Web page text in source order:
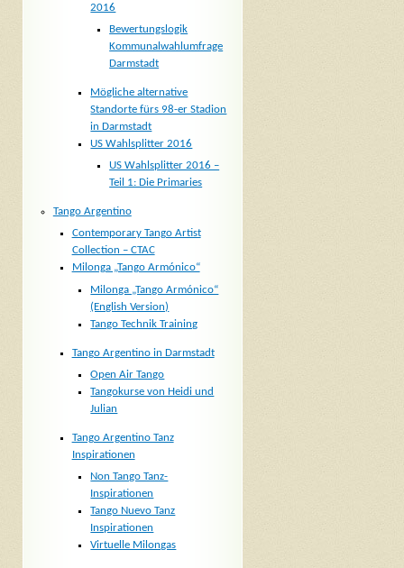
2016
Bewertungslogik
Kommunalwahlumfrage
Darmstadt
Mögliche alternative
Standorte fürs 98-er Stadion
in Darmstadt
US Wahlsplitter 2016
US Wahlsplitter 2016 –
Teil 1: Die Primaries
Tango Argentino
Contemporary Tango Artist
Collection – CTAC
Milonga „Tango Armónico“
Milonga „Tango Armónico“
(English Version)
Tango Technik Training
Tango Argentino in Darmstadt
Open Air Tango
Tangokurse von Heidi und
Julian
Tango Argentino Tanz
Inspirationen
Non Tango Tanz-
Inspirationen
Tango Nuevo Tanz
Inspirationen
Virtuelle Milongas